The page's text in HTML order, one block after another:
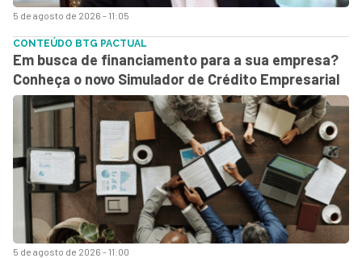
5 de agosto de 2026 - 11:05
5 de agosto de 2026 - 11:00
CONTEÚDO BTG PACTUAL
Em busca de financiamento para a sua empresa?
Conheça o novo Simulador de Crédito Empresarial